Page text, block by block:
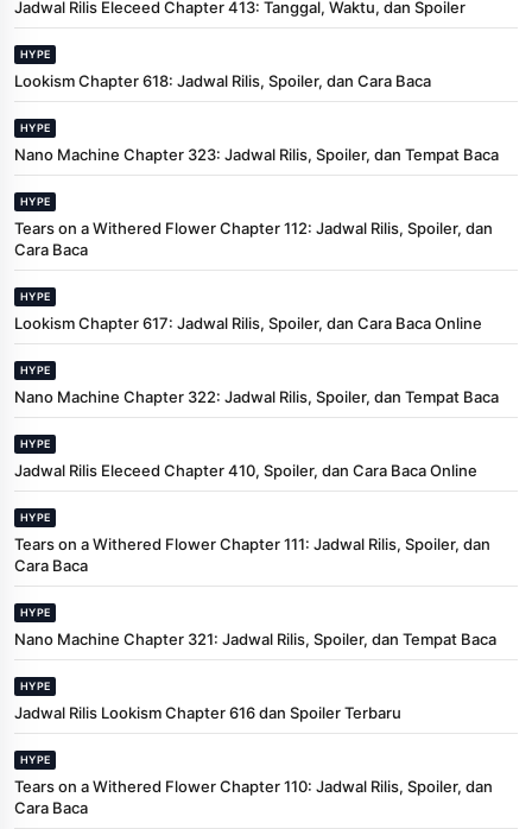
Jadwal Rilis Eleceed Chapter 413: Tanggal, Waktu, dan Spoiler
HYPE
Lookism Chapter 618: Jadwal Rilis, Spoiler, dan Cara Baca
HYPE
Nano Machine Chapter 323: Jadwal Rilis, Spoiler, dan Tempat Baca
HYPE
Tears on a Withered Flower Chapter 112: Jadwal Rilis, Spoiler, dan
Cara Baca
HYPE
Lookism Chapter 617: Jadwal Rilis, Spoiler, dan Cara Baca Online
HYPE
Nano Machine Chapter 322: Jadwal Rilis, Spoiler, dan Tempat Baca
HYPE
Jadwal Rilis Eleceed Chapter 410, Spoiler, dan Cara Baca Online
HYPE
Tears on a Withered Flower Chapter 111: Jadwal Rilis, Spoiler, dan
Cara Baca
HYPE
Nano Machine Chapter 321: Jadwal Rilis, Spoiler, dan Tempat Baca
HYPE
Jadwal Rilis Lookism Chapter 616 dan Spoiler Terbaru
HYPE
Tears on a Withered Flower Chapter 110: Jadwal Rilis, Spoiler, dan
Cara Baca